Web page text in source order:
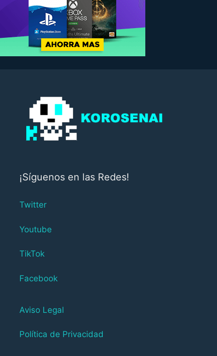
¡Síguenos en las Redes!
Twitter
Youtube
TikTok
Facebook
Aviso Legal
Política de Privacidad